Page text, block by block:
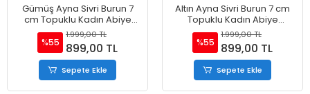
Gümüş Ayna Sivri Burun 7
cm Topuklu Kadın Abiye
Ayakkabı
%55
1.999,00 TL
899,00 TL
Sepete Ekle
Altın Ayna Sivri Burun 7 cm
Topuklu Kadın Abiye
Ayakkabı
%55
1.999,00 TL
899,00 TL
Sepete Ekle